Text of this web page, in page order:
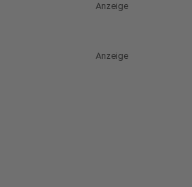
Anzeige
Anzeige